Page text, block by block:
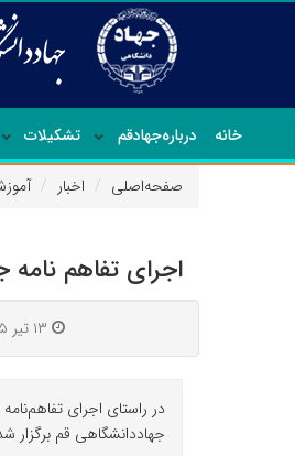
خانه درباره‌جهاد‌قم تشکیلات
صفحه‌اصلی اخبار
اجرای تفاهم نامه
در راستای اجرای
جهاددانشگاهی قم برگزار